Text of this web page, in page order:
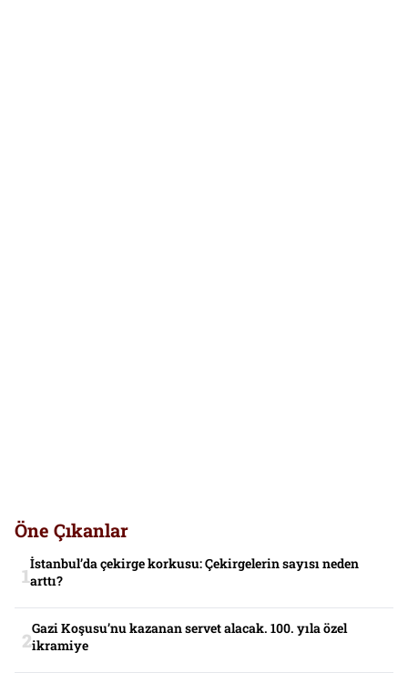
Öne Çıkanlar
İstanbul’da çekirge korkusu: Çekirgelerin sayısı neden
arttı?
Gazi Koşusu’nu kazanan servet alacak. 100. yıla özel
ikramiye